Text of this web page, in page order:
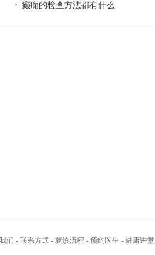
癫痫的检查方法都有什么
们 - 联系方式 - 就诊流程 - 预约医生 - 健康讲堂